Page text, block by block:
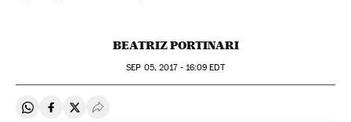
BEATRIZ PORTINARI
SEP 05, 2017 - 16:09 EDT
Compartir en Whatsapp
Compartir en Facebook
Compartir en Twitter
Desplegar Redes Sociales